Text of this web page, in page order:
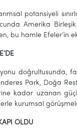
potansiyeli
Amerika
bu hamle Efeler’in
Park, Doğa
kadar uzanan
kurumsal
OLDU